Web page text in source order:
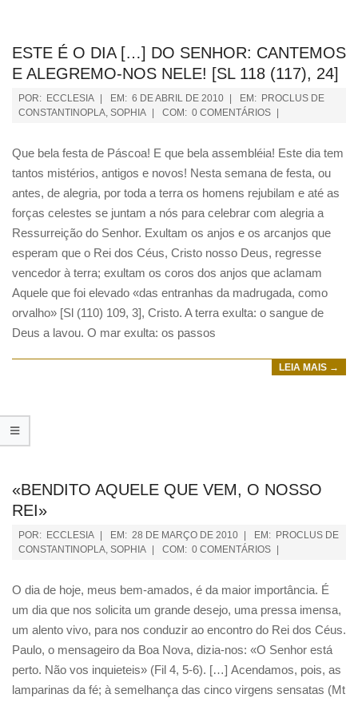
ESTE É O DIA […] DO SENHOR: CANTEMOS
E ALEGREMO-NOS NELE! [SL 118 (117), 24]
POR: ECCLESIA EM: 6 DE ABRIL DE 2010 EM: PROCLUS DE
CONSTANTINOPLA, SOPHIA COM: 0 COMENTÁRIOS
Que bela festa de Páscoa! E que bela assembléia! Este dia tem
tantos mistérios, antigos e novos! Nesta semana de festa, ou
antes, de alegria, por toda a terra os homens rejubilam e até as
forças celestes se juntam a nós para celebrar com alegria a
Ressurreição do Senhor. Exultam os anjos e os arcanjos que
esperam que o Rei dos Céus, Cristo nosso Deus, regresse
vencedor à terra; exultam os coros dos anjos que aclamam
Aquele que foi elevado «das entranhas da madrugada, como
orvalho» [Sl (110) 109, 3], Cristo. A terra exulta: o sangue de
Deus a lavou. O mar exulta: os passos
LEIA MAIS →
«BENDITO AQUELE QUE VEM, O NOSSO
REI»
POR: ECCLESIA EM: 28 DE MARÇO DE 2010 EM: PROCLUS DE
CONSTANTINOPLA, SOPHIA COM: 0 COMENTÁRIOS
O dia de hoje, meus bem-amados, é da maior importância. É
um dia que nos solicita um grande desejo, uma pressa imensa,
um alento vivo, para nos conduzir ao encontro do Rei dos Céus.
Paulo, o mensageiro da Boa Nova, dizia-nos: «O Senhor está
perto. Não vos inquieteis» (Fil 4, 5-6). […] Acendamos, pois, as
lamparinas da fé; à semelhança das cinco virgens sensatas (Mt